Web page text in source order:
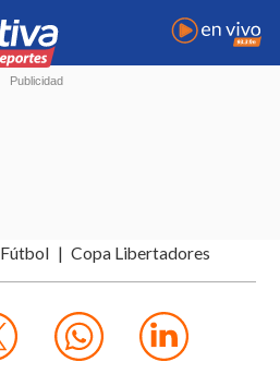
Fútbol Copa Libertadores